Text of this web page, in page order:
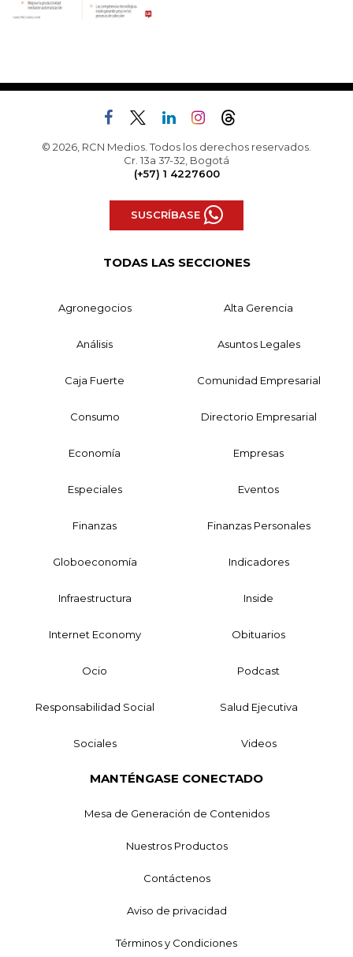
© 2026, RCN Medios. Todos los derechos reservados.
Cr. 13a 37-32, Bogotá
(+57) 1 4227600
SUSCRÍBASE
TODAS LAS SECCIONES
Agronegocios Alta Gerencia
Análisis Asuntos Legales
Caja Fuerte Comunidad Empresarial
Consumo Directorio Empresarial
Economía Empresas
Especiales Eventos
Finanzas Finanzas Personales
Globoeconomía Indicadores
Infraestructura Inside
Internet Economy Obituarios
Ocio Podcast
Responsabilidad Social Salud Ejecutiva
Sociales Videos
MANTÉNGASE CONECTADO
Mesa de Generación de Contenidos
Nuestros Productos
Contáctenos
Aviso de privacidad
Términos y Condiciones